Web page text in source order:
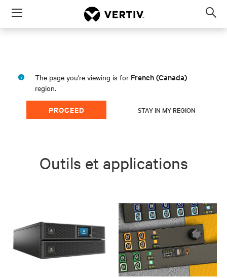
Menu
The page you're viewing is for French (Canada)
region.
PROCEED STAY IN MY REGION
Outils et applications